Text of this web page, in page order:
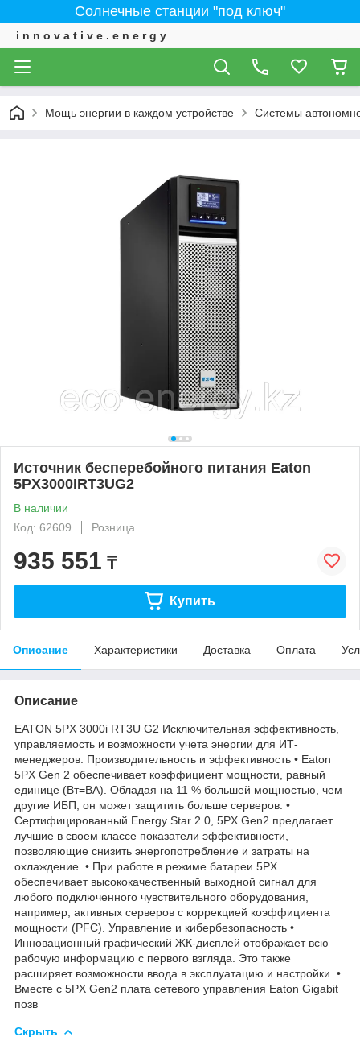
Солнечные станции "под ключ"
i n n o v a t i v e . e n e r g y
Мощь энергии в каждом устройстве Системы
Источник бесперебойного питания Eaton
5PX3000IRT3UG2
В наличии
Код: 62609
Розница
935 551 ₸
Купить
Описание Характеристики Доставка Оплата
Описание
EATON 5PX 3000i RT3U G2 Исключительная эффективность,
управляемость и возможности учета энергии для ИТ-
менеджеров. Производительность и эффективность • Eaton
5PX Gen 2 обеспечивает коэффициент мощности, равный
единице (Вт=ВА). Обладая на 11 % большей мощностью, чем
другие ИБП, он может защитить больше серверов. •
Сертифицированный Energy Star 2.0, 5PX Gen2 предлагает
лучшие в своем классе показатели эффективности,
позволяющие снизить энергопотребление и затраты на
охлаждение. • При работе в режиме батареи 5PX
обеспечивает высококачественный выходной сигнал для
любого подключенного чувствительного оборудования,
например, активных серверов с коррекцией коэффициента
мощности (PFC). Управление и кибербезопасность •
Инновационный графический ЖК-дисплей отображает всю
рабочую информацию с первого взгляда. Это также
расширяет возможности ввода в эксплуатацию и настройки. •
Вместе с 5PX Gen2 плата сетевого управления Eaton Gigabit
позв
Скрыть